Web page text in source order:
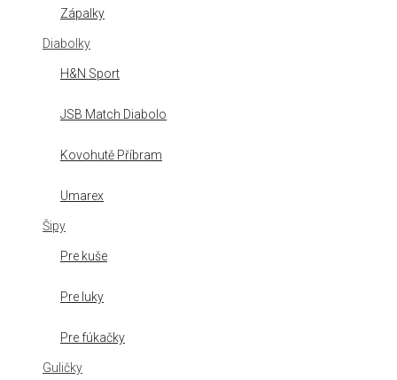
Zápalky
Diabolky
H&N Sport
JSB Match Diabolo
Kovohutě Příbram
Umarex
Šipy
Pre kuše
Pre luky
Pre fúkačky
Guličky